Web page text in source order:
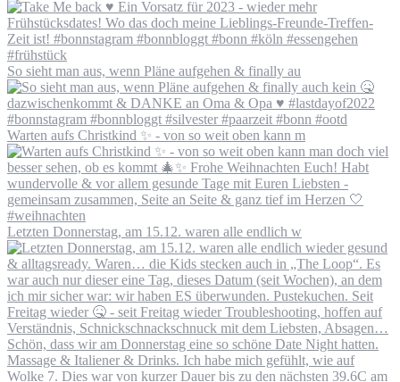
So sieht man aus, wenn Pläne aufgehen & finally au
Warten aufs Christkind ✨ - von so weit oben kann m
Letzten Donnerstag, am 15.12. waren alle endlich w